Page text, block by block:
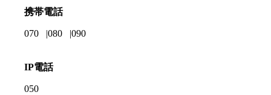
携帯電話
070 080 090
IP電話
050